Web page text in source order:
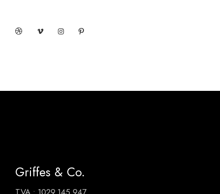
Griffes & Co.